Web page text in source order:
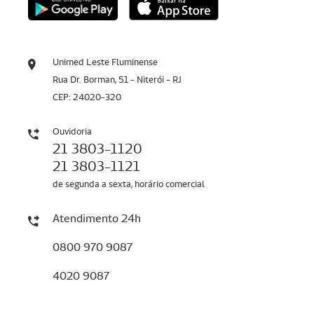
Unimed Leste Fluminense
Rua Dr. Borman, 51 - Niterói - RJ
CEP: 24020-320
Ouvidoria
21 3803-1120
21 3803-1121
de segunda a sexta, horário comercial
Atendimento 24h
0800 970 9087
4020 9087